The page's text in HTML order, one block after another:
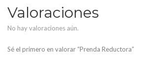
Valoraciones
No hay valoraciones aún.
Sé el primero en valorar “Prenda Reductora”